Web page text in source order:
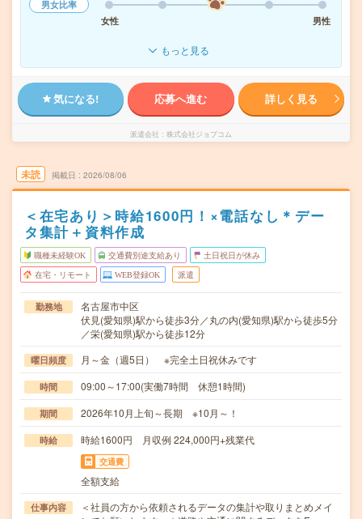
男女比率
女性
男性
もっと見る
気になる! 応募へ進む 詳しく見る
派遣会社 株式会社ジョブコム
未読 掲載日 2026/08/06
＜在宅あり＞時給1600円！×電話なし＊デー
タ集計＋資料作成
職種未経験OK 交通費別途支給あり 土日祝日が休み
在宅・リモート WEB登録OK 派遣
勤務地
名古屋市中区
伏見(愛知県)駅から徒歩3分／丸の内(愛知県)駅から徒歩5分
／栄(愛知県)駅から徒歩12分
曜日頻度 月～金（週5日） ※完全土日祝休みです
時間 09:00～17:00(実働7時間 休憩1時間)
期間 2026年10月上旬～長期 ※10月～！
時給 時給1600円 月収例 224,000円+残業代
交通費
全額支給
仕事内容
＜社員の方から依頼されるデータの集計や取りまとめメイ